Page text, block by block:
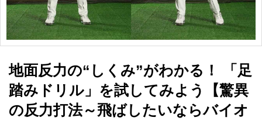
地面反力の“しくみ”がわかる！ 「足
踏みドリル」を試してみよう【驚異
の反力打法～飛ばしたいならバイオ